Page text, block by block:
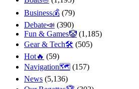
Business💰 (79)
Debate📣 (390)
Fun & Games🤡 (1,185)
Gear & Tech🛠 (505)
Hot🔥 (59)
Navigation🗺 (157)
News (5,136)